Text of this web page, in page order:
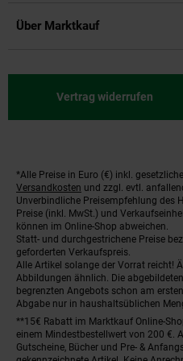
Über Marktkauf
Vertrag widerrufen
Fußnoten
*Alle Preise in Euro (€) inkl.
Versandkosten und zzgl. evtl.
Unverbindliche Preisempfehlung des
Preise (inkl. MwSt.) und
können im Online-Shop abweichen.
Statt- und durchgestrichene Preise
geforderten Verkaufspreis.
Alle Artikel solange der Vorrat reicht!
Abbildungen ähnlich. Die
begrenzten Angebots schon am
Abgabe nur in haushaltsüblichen
**15€ Rabatt im Marktkauf Online-
einem Mindestbestellwert von 200 €.
Gutscheine, Bücher und Pre- &